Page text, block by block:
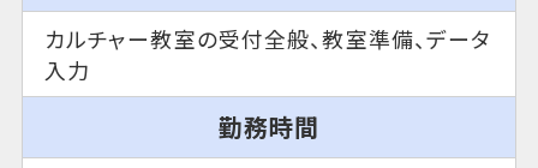
カルチャー教室の受付全般、教室準備、データ
入力
勤務時間